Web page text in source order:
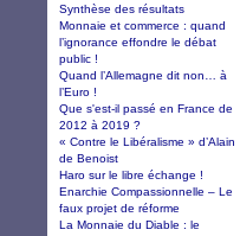
Synthèse des résultats
Monnaie et commerce : quand
l’ignorance effondre le débat
public !
Quand l’Allemagne dit non… à
l’Euro !
Que s'est-il passé en France de
2012 à 2019 ?
« Contre le Libéralisme » d’Alain
de Benoist
Haro sur le libre échange !
Enarchie Compassionnelle – Le
faux projet de réforme
La Monnaie du Diable : le